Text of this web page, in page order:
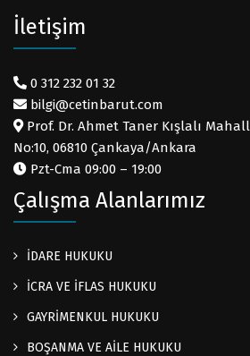
İletişim
0 312 232 01 32
bilgi@cetinbarut.com
Prof. Dr. Ahmet Taner Kışlalı
No:10, 06810 Çankaya/Ankara
Pzt-Cma 09:00 – 19:00
Çalışma Alanlarımız
İDARE HUKUKU
İCRA VE İFLAS HUKUKU
GAYRİMENKUL HUKUKU
BOŞANMA VE AİLE HUKUKU